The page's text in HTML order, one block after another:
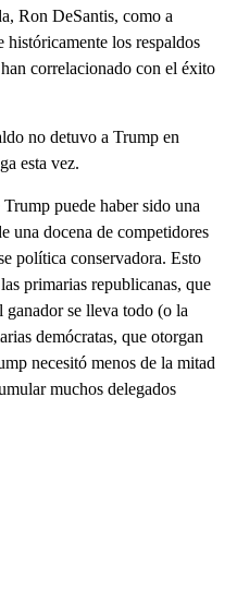
Ron DeSantis, como a
los respaldos
correlacionado con el éxito
no detuvo a Trump en
esta vez.
puede haber sido una
una docena de competidores
política conservadora. Esto
primarias republicanas, que
ganador se lleva todo (o la
demócratas, que otorgan
necesitó menos de la mitad
muchos delegados